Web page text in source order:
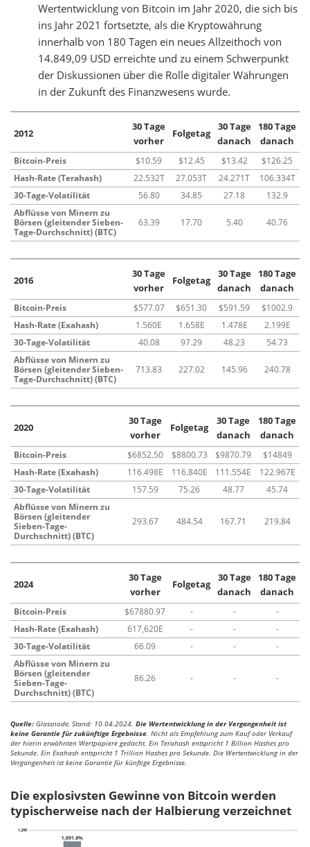
Wertentwicklung von Bitcoin im Jahr 2020, die sich bis
ins Jahr 2021 fortsetzte, als die Kryptowährung
innerhalb von 180 Tagen ein neues Allzeithoch von
14.849,09 USD erreichte und zu einem Schwerpunkt
der Diskussionen über die Rolle digitaler Währungen
in der Zukunft des Finanzwesens wurde.
2012
30 Tage
vorher
Folgetag
30 Tage
danach
180 Tage
danach
Bitcoin-Preis $10.59 $12.45 $13.42
$126.25
Hash-Rate (Terahash)
22.532T 27.053T 24.271T
106.334T
30-Tage-Volatilität
56.80 34.85 27.18
132.9
Abflüsse von Minern zu
Börsen (gleitender Sieben-
Tage-Durchschnitt) (BTC)
63.39 17.70 5.40 40.76
2016
30 Tage
vorher
Folgetag
30 Tage
danach
180 Tage
danach
Bitcoin-Preis $577.07 $651.30 $591.59
$1002.9
Hash-Rate (Exahash)
1.560E 1.658E 1.478E
2.199E
30-Tage-Volatilität
40.08 97.29 48.23
54.73
Abflüsse von Minern zu
Börsen (gleitender Sieben-
Tage-Durchschnitt) (BTC)
713.83 227.02 145.96 240.78
2020
30 Tage
vorher
Folgetag
30 Tage
danach
180 Tage
danach
Bitcoin-Preis $6852.50 $8800.73 $9870.79
$14849
Hash-Rate (Exahash)
116.498E 116.840E 111.554E
122.967E
30-Tage-Volatilität
157.59 75.26 48.77
45.74
Abflüsse von Minern zu
Börsen (gleitender
Sieben-Tage-
Durchschnitt) (BTC)
293.67 484.54 167.71 219.84
2024
30 Tage
vorher
Folgetag
30 Tage
danach
180 Tage
danach
Bitcoin-Preis $67880.97 - -
-
Hash-Rate (Exahash)
617,620E - -
-
30-Tage-Volatilität
66.09 - -
-
Abflüsse von Minern zu
Börsen (gleitender
Sieben-Tage-
Durchschnitt) (BTC)
86.26 - - -
Quelle: Glassnode, Stand: 10.04.2024. Die Wertentwicklung in der Vergangenheit ist
keine Garantie für zukünftige Ergebnisse. Nicht als Empfehlung zum Kauf oder Verkauf
der hierin erwähnten Wertpapiere gedacht. Ein Terahash entspricht 1 Billion Hashes pro
Sekunde. Ein Exahash entspricht 1 Trillion Hashes pro Sekunde. Die Wertentwicklung in der
Vergangenheit ist keine Garantie für künftige Ergebnisse.
Die explosivsten Gewinne von Bitcoin werden
typischerweise nach der Halbierung verzeichnet